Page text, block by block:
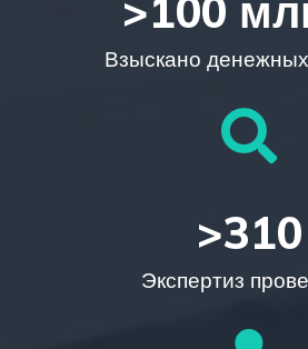
>100
Взыскано
>310
Экспертиз